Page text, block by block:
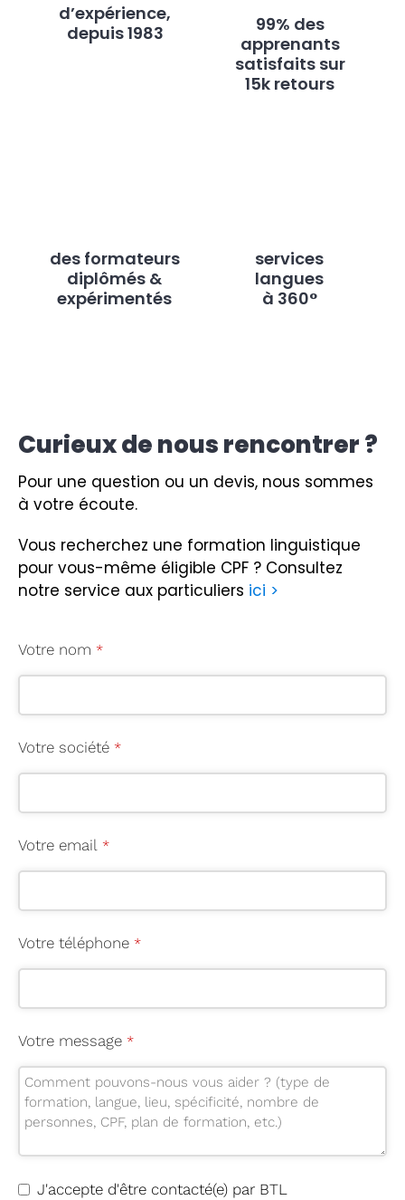
d’expérience,
depuis 1983
99% des
apprenants
satisfaits sur
15k retours
des formateurs
diplômés &
expérimentés
services
langues
à 360°
Curieux de nous rencontrer ?
Pour une question ou un devis, nous sommes
à votre écoute.
Vous recherchez une formation linguistique
pour vous-même éligible CPF ? Consultez
notre service aux particuliers ici >
Votre nom *
Votre société *
Votre email *
Votre téléphone *
Votre message *
Y
J'accepte d'être contacté(e) par BTL